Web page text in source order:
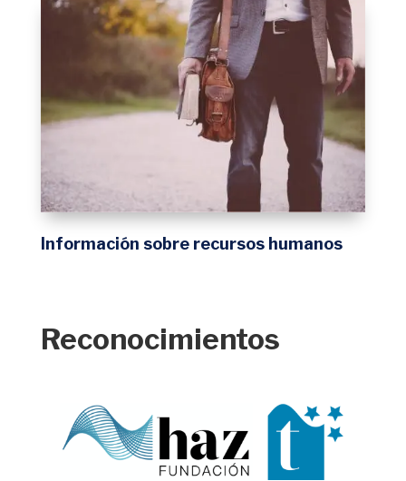
Información sobre recursos humanos
Reconocimientos